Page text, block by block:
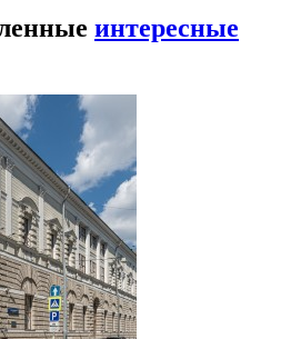
интересные